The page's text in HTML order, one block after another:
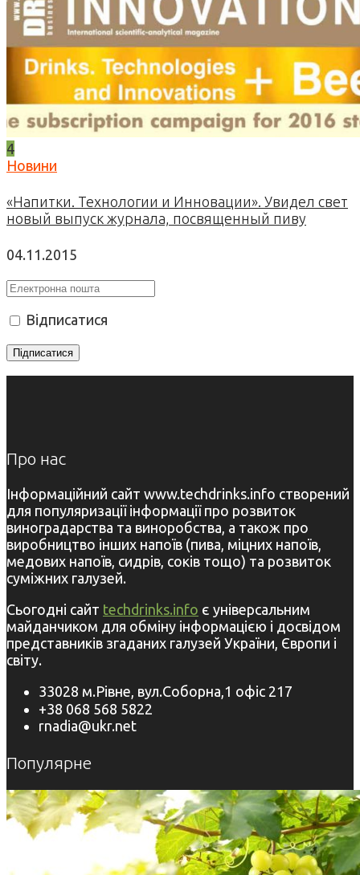
4
Новини
«Напитки. Технологии и Инновации». Увидел свет
новый выпуск журнала, посвященный пиву
04.11.2015
Відписатися
Про нас
Інформаційний сайт www.techdrinks.info створений
для популяризації інформації про розвиток
виноградарства та виноробства, а також про
виробництво інших напоїв (пива, міцних напоїв,
медових напоїв, сидрів, соків тощо) та розвиток
суміжних галузей.
Сьогодні сайт techdrinks.info є універсальним
майданчиком для обміну інформацією і досвідом
представників згаданих галузей України, Європи і
світу.
33028 м.Рівне, вул.Соборна,1 офіс 217
+38 068 568 5822
rnadia@ukr.net
Популярне